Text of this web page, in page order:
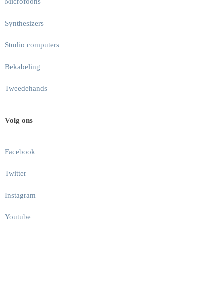
Microfoons
Synthesizers
Studio computers
Bekabeling
Tweedehands
Volg ons
Facebook
Twitter
Instagram
Youtube